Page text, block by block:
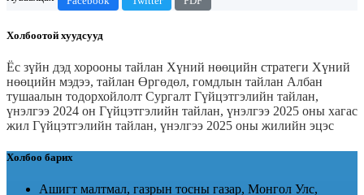
Холбоотой хуудсууд
Ёс зүйн дэд хорооны тайлан Хүний нөөцийн стратеги Хүний
нөөцийн мэдээ, тайлан Өргөдөл, гомдлын тайлан Албан
тушаалын тодорхойлолт Сургалт Гүйцэтгэлийн тайлан,
үнэлгээ 2024 он Гүйцэтгэлийн тайлан, үнэлгээ 2025 оны хагас
жил Гүйцэтгэлийн тайлан, үнэлгээ 2025 оны жилийн эцэс
Холбоо барих
Ашигт малтмал, газрын тосны газар, Монгол Улс,